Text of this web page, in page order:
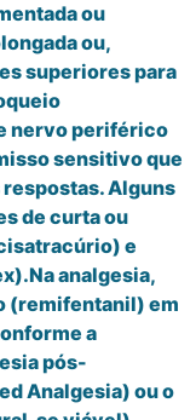
ou
ou,
superiores para
nervo periférico
sensitivo que
Alguns
de curta ou
e
analgesia,
(remifentanil) em
a
pós-
Analgesia) ou o